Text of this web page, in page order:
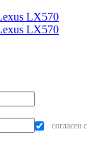
согласен с